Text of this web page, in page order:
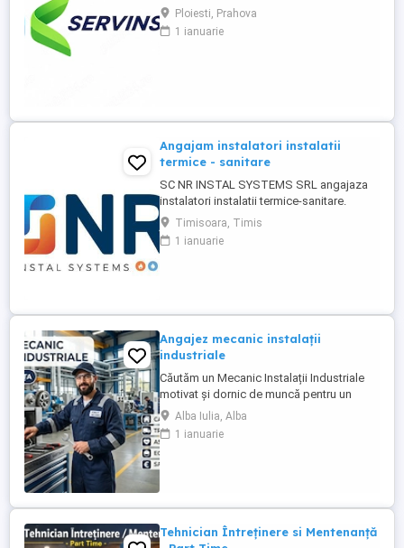
mentenanță instalații sanitare și termice
angajează: Instalator Ajutor instalator
Oferim: - salariu atractiv - mediu de lucru
Ploiesti, Prahova
1 ianuarie
Angajam instalatori instalatii
termice - sanitare
SC NR INSTAL SYSTEMS SRL angajaza
instalatori instalatii termice-sanitare.
Programul de lucru : luni-vineri de la 8-17.
Se ofera conditii avantajoase de lucru si
salariu atractiv. Criteriul dupa care se
Timisoara, Timis
1 ianuarie
Angajez mecanic instalații
industriale
Căutăm un Mecanic Instalații Industriale
motivat și dornic de muncă pentru un
proiect derulat în Auxerre, Franța. Ce îți
oferim: -Pachet salarial atractiv (în funcție
de experiență și calificare) -Cazare
Alba Iulia, Alba
1 ianuarie
Tehnician Întreținere si Mentenanță